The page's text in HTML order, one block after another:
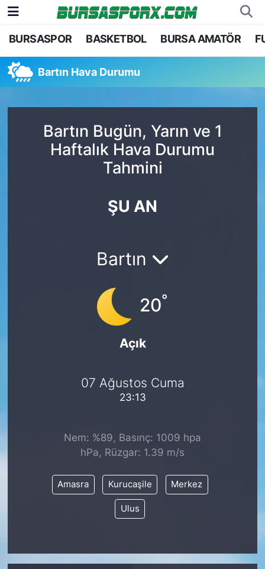
BURSASPOR BASKETBOL BURSA AMATÖR
Bartın Hava Durumu
Bartın Bugün, Yarın ve 1
Haftalık Hava Durumu
Tahmini
ŞU AN
Bartın
20°
Açık
07 Ağustos Cuma
23:13
Nem: %89, Basınç: 1009 hpa
hPa, Rüzgar: 1.39 m/s
Amasra Kurucaşile Merkez
Ulus
Bursaspor
Futbol
Basketbol
Bursa Amatör
Bursa Nöbetçi Eczaneler
Bursa Hava Durumu
Bursa Namaz Vakitleri
Bursa Trafik Yoğunluk Haritası
TFF 1.Lig Puan Durumu ve Fikstür